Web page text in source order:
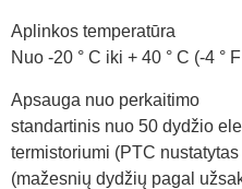
Aplinkos temperatūra
Nuo -20 ° C iki + 40 ° C (-4 °
Apsauga nuo perkaitimo
standartinis nuo 50 dydžio
termistoriumi (PTC
(mažesnių dydžių pagal